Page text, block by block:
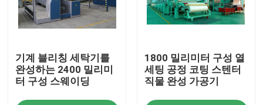
기계 블리칭 세탁기를
완성하는 2400 밀리미
터 구성 스웨이딩
1800 밀리미터 구성 열
세팅 공정 코팅 스텐터
직물 완성 가공기